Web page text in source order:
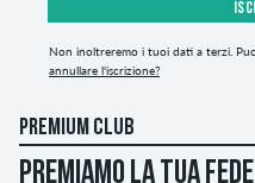
Non inoltreremo i tuoi dati a terzi.
annullare l'iscrizione?
PREMIUM CLUB
PREMIAMO LA TUA